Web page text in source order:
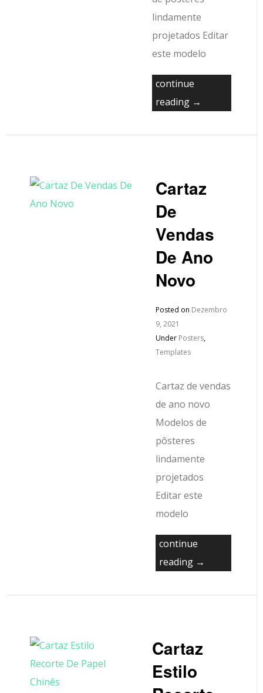
lindamente
projetados Editar
este modelo
continue
reading →
Cartaz
De
Vendas
De Ano
Novo
Posted on Dezembro
9, 2021
Under Posters,
Templates
Cartaz de vendas
de ano novo
Modelos de
pôsteres
lindamente
projetados
Editar este
modelo
continue
reading →
Cartaz
Estilo